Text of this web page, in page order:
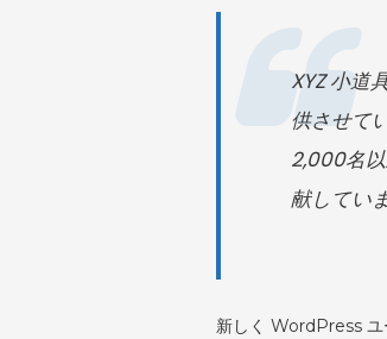
XYZ 小道
供させて
2,000名
献してい
新しく WordPress ユ